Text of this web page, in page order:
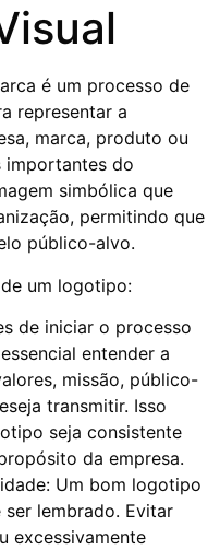
é um processo de
representar a
marca, produto ou
importantes do
simbólica que
permitindo que
público-alvo.
um logotipo:
de iniciar o processo
entender a
missão, público-
transmitir. Isso
seja consistente
da empresa.
Um bom logotipo
lembrado. Evitar
excessivamente